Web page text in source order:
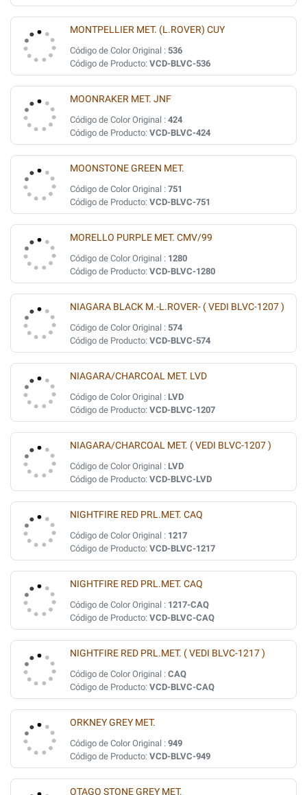
MONTPELLIER MET. (L.ROVER) CUY
Código de Color Original : 536
Código de Producto: VCD-BLVC-536
MOONRAKER MET. JNF
Código de Color Original : 424
Código de Producto: VCD-BLVC-424
MOONSTONE GREEN MET.
Código de Color Original : 751
Código de Producto: VCD-BLVC-751
MORELLO PURPLE MET. CMV/99
Código de Color Original : 1280
Código de Producto: VCD-BLVC-1280
NIAGARA BLACK M.-L.ROVER- ( VEDI BLVC-1207 )
Código de Color Original : 574
Código de Producto: VCD-BLVC-574
NIAGARA/CHARCOAL MET. LVD
Código de Color Original : LVD
Código de Producto: VCD-BLVC-1207
NIAGARA/CHARCOAL MET. ( VEDI BLVC-1207 )
Código de Color Original : LVD
Código de Producto: VCD-BLVC-LVD
NIGHTFIRE RED PRL.MET. CAQ
Código de Color Original : 1217
Código de Producto: VCD-BLVC-1217
NIGHTFIRE RED PRL.MET. CAQ
Código de Color Original : 1217-CAQ
Código de Producto: VCD-BLVC-CAQ
NIGHTFIRE RED PRL.MET. ( VEDI BLVC-1217 )
Código de Color Original : CAQ
Código de Producto: VCD-BLVC-CAQ
ORKNEY GREY MET.
Código de Color Original : 949
Código de Producto: VCD-BLVC-949
OTAGO STONE GREY MET.